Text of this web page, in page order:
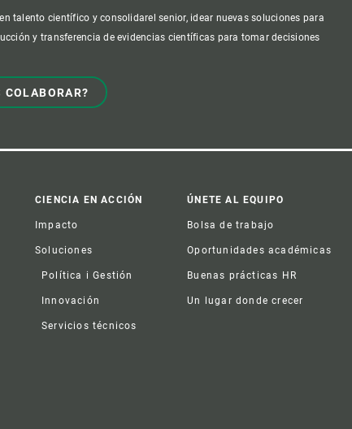
talento científico y consolidarel senior, idear nuevas soluciones para
y transferencia de evidencias científicas para tomar decisiones
COLABORAR?
CIENCIA EN ACCIÓN
Impacto
Soluciones
Política i Gestión
Innovación
Servicios técnicos
ÚNETE AL EQUIPO
Bolsa de trabajo
Oportunidades académicas
Buenas prácticas HR
Un lugar donde crecer